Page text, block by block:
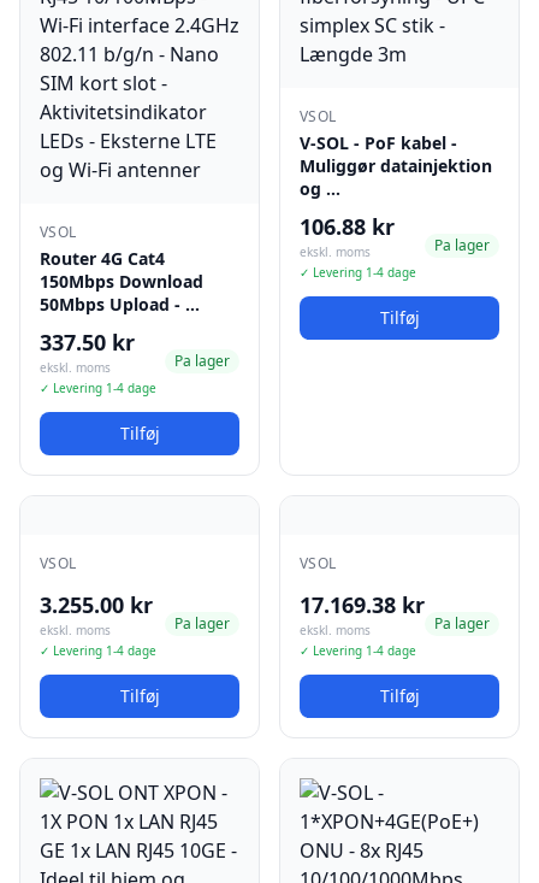
VSOL
Router 4G Cat4
150Mbps Download
50Mbps Upload - …
337.50 kr
ekskl. moms
✓ Levering 1-4 dage
Pa lager
Tilføj
VSOL
V-SOL - PoF kabel -
Muliggør datainjektion
og …
106.88 kr
ekskl. moms
✓ Levering 1-4 dage
Pa lager
Tilføj
VSOL
3.255.00 kr
ekskl. moms
✓ Levering 1-4 dage
Pa lager
Tilføj
VSOL
17.169.38 kr
ekskl. moms
✓ Levering 1-4 dage
Pa lager
Tilføj